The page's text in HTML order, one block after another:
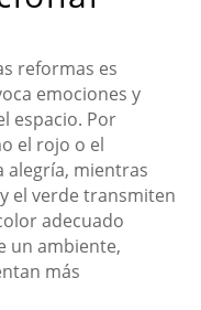
reformas es
emociones y
espacio. Por
el rojo o el
alegría, mientras
el verde transmiten
adecuado
un ambiente,
más